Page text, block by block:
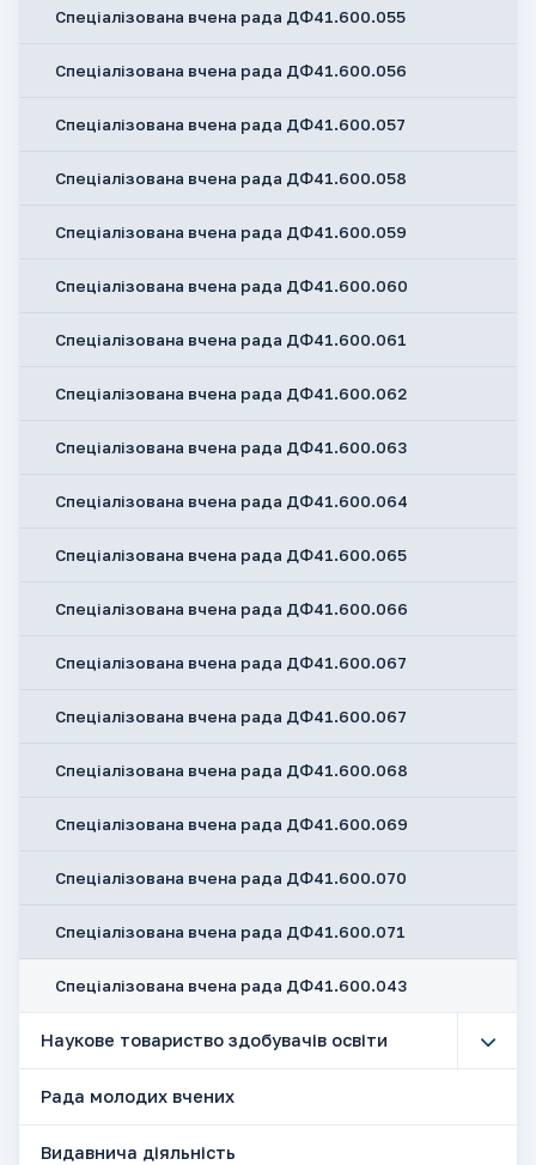
Спеціалізована вчена рада ДФ41.600.055
Спеціалізована вчена рада ДФ41.600.056
Спеціалізована вчена рада ДФ41.600.057
Спеціалізована вчена рада ДФ41.600.058
Спеціалізована вчена рада ДФ41.600.059
Спеціалізована вчена рада ДФ41.600.060
Спеціалізована вчена рада ДФ41.600.061
Спеціалізована вчена рада ДФ41.600.062
Спеціалізована вчена рада ДФ41.600.063
Спеціалізована вчена рада ДФ41.600.064
Спеціалізована вчена рада ДФ41.600.065
Спеціалізована вчена рада ДФ41.600.066
Спеціалізована вчена рада ДФ41.600.067
Спеціалізована вчена рада ДФ41.600.067
Спеціалізована вчена рада ДФ41.600.068
Спеціалізована вчена рада ДФ41.600.069
Спеціалізована вчена рада ДФ41.600.070
Спеціалізована вчена рада ДФ41.600.071
Спеціалізована вчена рада ДФ41.600.043
Наукове товариство здобувачів освіти
Рада молодих вчених
Видавнича діяльність